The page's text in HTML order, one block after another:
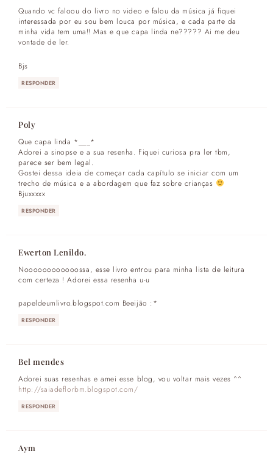
Quando vc faloou do livro no video e falou da música já fiquei
interessada por eu sou bem louca por música, e cada parte da
minha vida tem uma!! Mas e que capa linda ne????? Ai me deu
vontade de ler.
Bjs
RESPONDER
Poly
Que capa linda *___*
Adorei a sinopse e a sua resenha. Fiquei curiosa pra ler tbm,
parece ser bem legal.
Gostei dessa ideia de começar cada capítulo se iniciar com um
trecho de música e a abordagem que faz sobre crianças
Bjuxxxxx
RESPONDER
Ewerton Lenildo.
Noooooooooooossa, esse livro entrou para minha lista de leitura
com certeza ! Adorei essa resenha u-u
papeldeumlivro.blogspot.com Beeijão :*
RESPONDER
Bel mendes
Adorei suas resenhas e amei esse blog, vou voltar mais vezes ^^
http://saiadeflorbm.blogspot.com/
RESPONDER
Aym